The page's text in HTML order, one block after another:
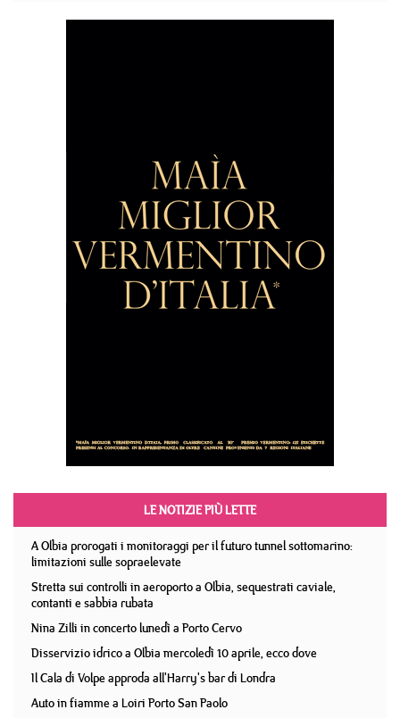
LE NOTIZIE PIÙ LETTE
A Olbia prorogati i monitoraggi per il futuro tunnel sottomarino:
limitazioni sulle sopraelevate
Stretta sui controlli in aeroporto a Olbia, sequestrati caviale,
contanti e sabbia rubata
Nina Zilli in concerto lunedì a Porto Cervo
Disservizio idrico a Olbia mercoledì 10 aprile, ecco dove
Il Cala di Volpe approda all'Harry's bar di Londra
Auto in fiamme a Loiri Porto San Paolo